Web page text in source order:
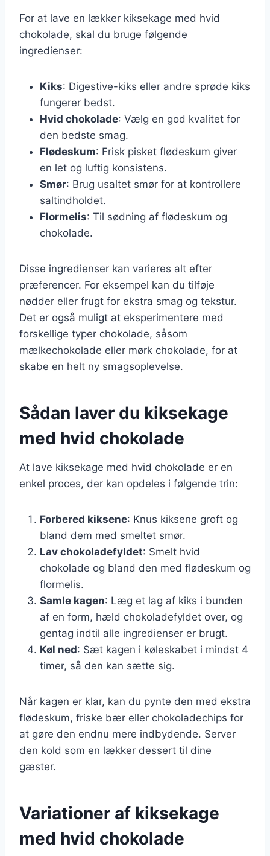
For at lave en lækker kiksekage med hvid
chokolade, skal du bruge følgende
ingredienser:
Kiks: Digestive-kiks eller andre sprøde kiks
fungerer bedst.
Hvid chokolade: Vælg en god kvalitet for
den bedste smag.
Flødeskum: Frisk pisket flødeskum giver
en let og luftig konsistens.
Smør: Brug usaltet smør for at kontrollere
saltindholdet.
Flormelis: Til sødning af flødeskum og
chokolade.
Disse ingredienser kan varieres alt efter
præferencer. For eksempel kan du tilføje
nødder eller frugt for ekstra smag og tekstur.
Det er også muligt at eksperimentere med
forskellige typer chokolade, såsom
mælkechokolade eller mørk chokolade, for at
skabe en helt ny smagsoplevelse.
Sådan laver du kiksekage
med hvid chokolade
At lave kiksekage med hvid chokolade er en
enkel proces, der kan opdeles i følgende trin:
Forbered kiksene: Knus kiksene groft og
bland dem med smeltet smør.
Lav chokoladefyldet: Smelt hvid
chokolade og bland den med flødeskum og
flormelis.
Samle kagen: Læg et lag af kiks i bunden
af en form, hæld chokoladefyldet over, og
gentag indtil alle ingredienser er brugt.
Køl ned: Sæt kagen i køleskabet i mindst 4
timer, så den kan sætte sig.
Når kagen er klar, kan du pynte den med ekstra
flødeskum, friske bær eller chokoladechips for
at gøre den endnu mere indbydende. Server
den kold som en lækker dessert til dine
gæster.
Variationer af kiksekage
med hvid chokolade